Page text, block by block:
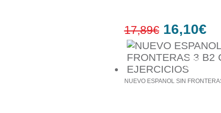
10%
έκπτωση
17,89€ 16,10€
NUEVO ESPANOL SIN